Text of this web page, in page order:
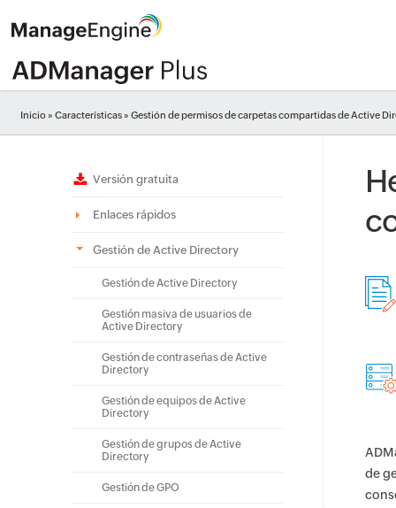
Inicio»Características» Gestión de permisos de carpetas compartidas de Active
Versión gratuita
Enlaces rápidos
Gestión de Active Directory
Gestión de Active Directory
Gestión masiva de usuarios de
Active Directory
Gestión de contraseñas de Active
Directory
Gestión de equipos de Active
Directory
Gestión de grupos de Active
Directory
Gestión de GPO
de